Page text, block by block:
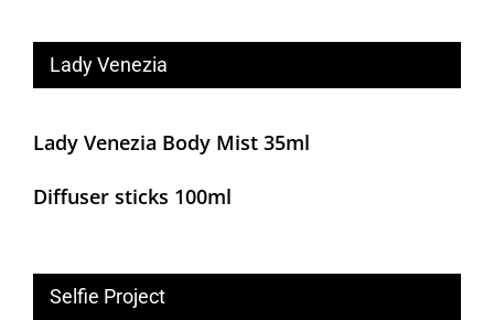
Lady Venezia
Lady Venezia Body Mist 35ml
Diffuser sticks 100ml
Selfie Project